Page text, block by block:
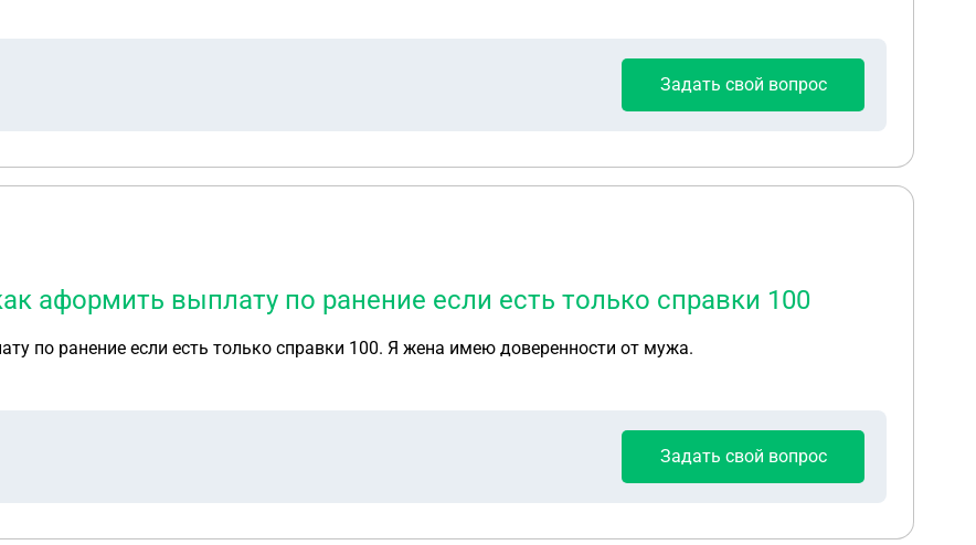
Задать свой вопрос
аформить выплату по ранение если есть только справки 100
по ранение если есть только справки 100. Я жена имею доверенности от мужа.
Задать свой вопрос